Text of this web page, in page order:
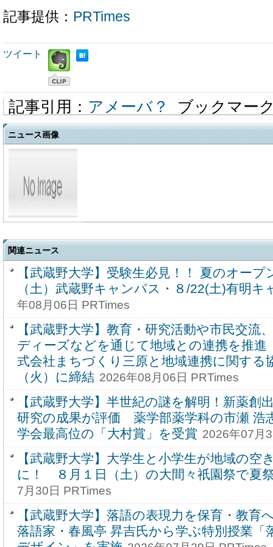
記事提供： PRTimes
ツイート
記事引用： アメーバ？ ブックマー
ニュース画像
関連ニュース
【武蔵野大学】受験生必見！！ 夏のオー
（土）武蔵野キャンパス・８/22(土)有明キ
年08月06日 PRTimes
【武蔵野大学】教育・研究活動や市民交流
ディーズなどを通じて地域との連携を推
式会社まちづくり三原と地域連携に関する
（火）に締結 2026年08月06日 PRTimes
【武蔵野大学】半世紀の謎を解明！新薬創
研究の成果が評価 薬学部薬学科の市瀬 浩
学会最高位の「大村賞」を受賞 2026年07月
【武蔵野大学】大学生と小学生が地域の空
に！ ８月１日（土）の大間々祇園祭で夏
7月30日 PRTimes
【武蔵野大学】落語の表現力を保育・教
落語家・春風亭 昇吉氏から学ぶ特別授業「